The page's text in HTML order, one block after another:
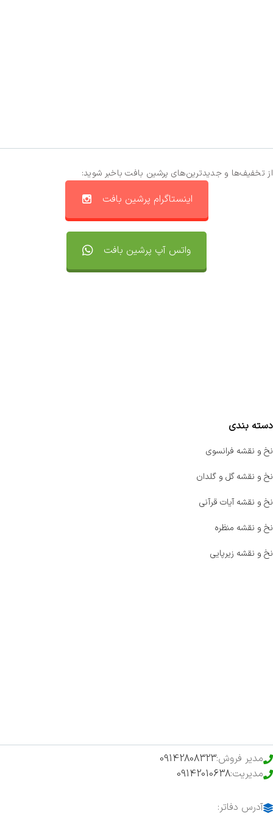
از تخفیف‌ها و جدیدترین‌های پرشین بافت باخبر شوید:
اینستاگرام پرشین بافت
واتس آپ پرشین بافت
دسته بندی
نخ و نقشه فرانسوی
نخ و نقشه گل و گلدان
نخ و نقشه آیات قرآنی
نخ و نقشه منظره
نخ و نقشه زیرپایی
مدیر فروش:09142808323
مدیریت:09142010638
آدرس دفاتر: